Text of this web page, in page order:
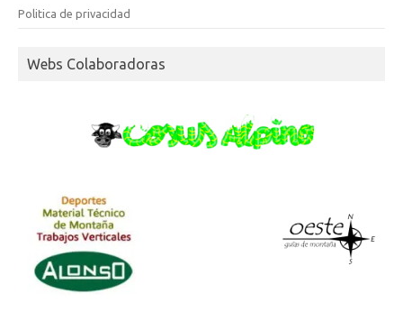
Politica de privacidad
Webs Colaboradoras